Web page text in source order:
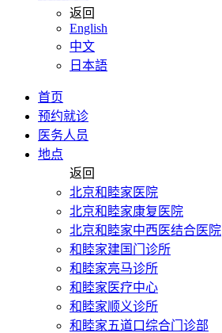
返回
English
中文
日本語
首页
预约就诊
医务人员
地点
返回
北京和睦家医院
北京和睦家康复医院
北京和睦家中西医结合医院
和睦家建国门诊所
和睦家亮马诊所
和睦家医疗中心
和睦家顺义诊所
和睦家五道口综合门诊部